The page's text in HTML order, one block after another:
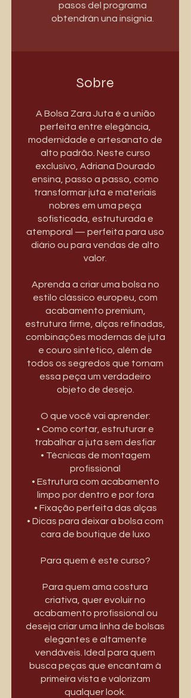
pasos del programa
obtendrán una insignia.
Sobre
A Bolsa Zara Juta é a união
perfeita entre elegância,
modernidade e artesanato de
alto padrão. Neste curso
exclusivo, Adriana Dourado
ensina, passo a passo, como
transformar juta e materiais
nobres em uma peça
sofisticada, estruturada e
atemporal — perfeita para uso
diário ou para vendas de alto
valor.
Aprenda a criar uma bolsa no
estilo clássico europeu, com
acabamento premium,
estrutura firme, alças refinadas,
combinações modernas de juta
e couro sintético, além de
todos os segredos que tornam
essa peça um verdadeiro
objeto de desejo.
O que você vai aprender:
• Como cortar, estruturar e
trabalhar a juta sem desfiar
• Técnicas de montagem
profissional
• Estrutura com acabamento
limpo por dentro e por fora
• Fixação perfeita das alças
• Dicas para deixar a bolsa com
cara de boutique de luxo
Para quem é este curso?
Para quem ama costura
criativa, quer evoluir no
acabamento profissional ou
deseja criar uma linha de bolsas
elegantes e altamente
vendáveis. Ideal para quem
busca peças que encantam à
primeira vista e valorizam
qualquer look.